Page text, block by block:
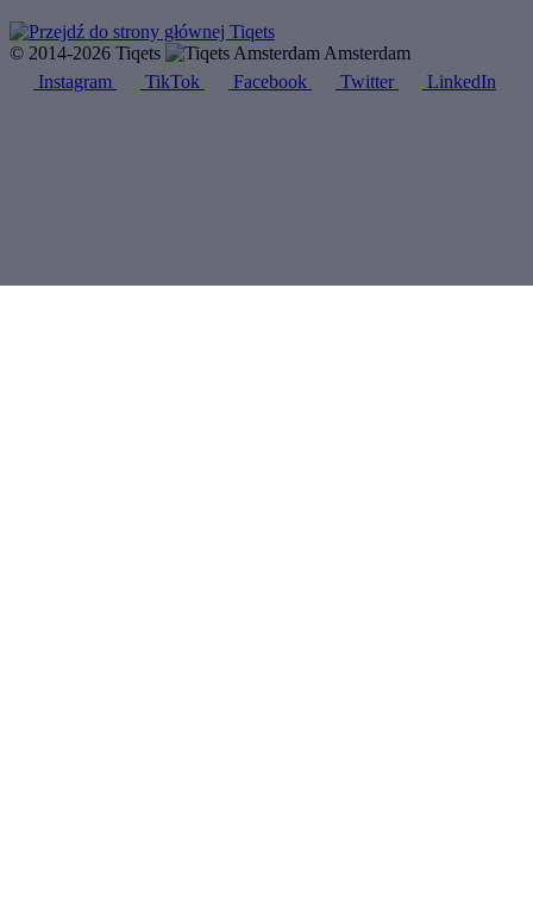
© 2014-2026 Tiqets
Amsterdam
Instagram
TikTok Facebook Twitter LinkedIn